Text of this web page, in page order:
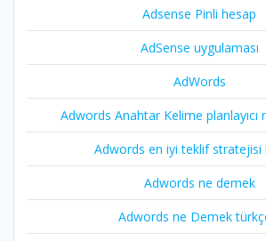
Adsense Pinli hesap
AdSense uygulaması
AdWords
Adwords Anahtar Kelime planlayıcı
Adwords en iyi teklif stratejisi
Adwords ne demek
Adwords ne Demek